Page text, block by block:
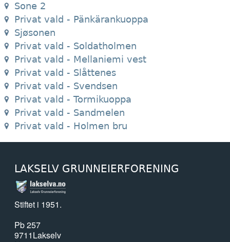
Sone 2
Privat vald - Pänkärankuoppa
Sjøsonen
Privat vald - Soldatholmen
Privat vald - Mellaniemi vest
Privat vald - Slåttenes
Privat vald - Svendsen
Privat vald - Tormikuoppa
Privat vald - Sandmelen
Privat vald - Holmen bru
LAKSELV GRUNNEIERFORENING
Stiftet i 1951.
Pb 257
9711Lakselv